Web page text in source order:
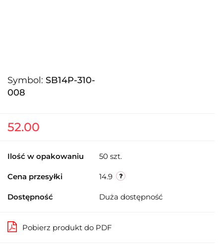
Symbol: SB14P-310-
008
52.00
Ilość w opakowaniu 50 szt.
Cena przesyłki 14.9
Dostępność Duża dostępność
Pobierz produkt do PDF